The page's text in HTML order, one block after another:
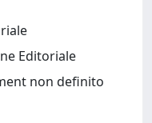
Editoriale
non definito